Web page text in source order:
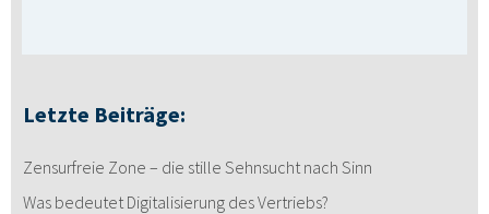
Letzte Beiträge:
Zensurfreie Zone – die stille Sehnsucht nach Sinn
Was bedeutet Digitalisierung des Vertriebs?